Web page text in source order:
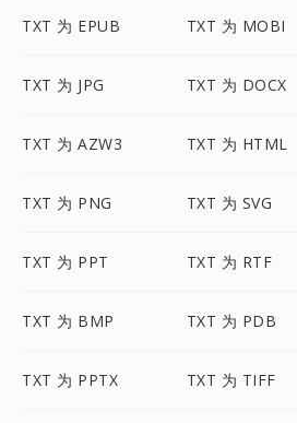
TXT 为 EPUB TXT 为 MOBI
TXT 为 JPG TXT 为 DOCX
TXT 为 AZW3 TXT 为 HTML
TXT 为 PNG TXT 为 SVG
TXT 为 PPT TXT 为 RTF
TXT 为 BMP TXT 为 PDB
TXT 为 PPTX TXT 为 TIFF